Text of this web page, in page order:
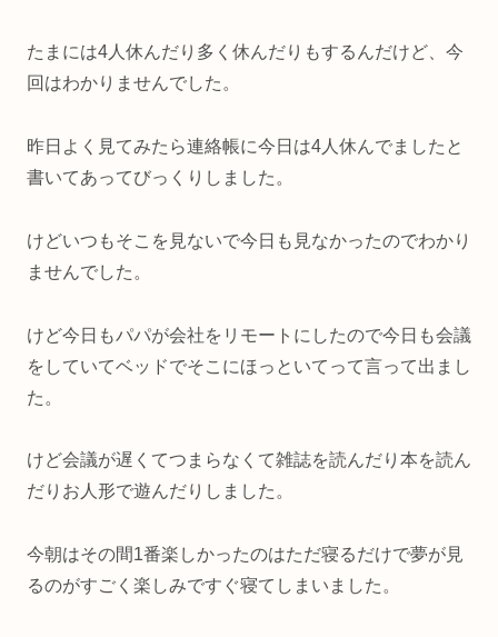
たまには4人休んだり多く休んだりもするんだけど、今
回はわかりませんでした。
昨日よく見てみたら連絡帳に今日は4人休んでましたと
書いてあってびっくりしました。
けどいつもそこを見ないで今日も見なかったのでわかり
ませんでした。
けど今日もパパが会社をリモートにしたので今日も会議
をしていてベッドでそこにほっといてって言って出まし
た。
けど会議が遅くてつまらなくて雑誌を読んだり本を読ん
だりお人形で遊んだりしました。
今朝はその間1番楽しかったのはただ寝るだけで夢が見
るのがすごく楽しみですぐ寝てしまいました。